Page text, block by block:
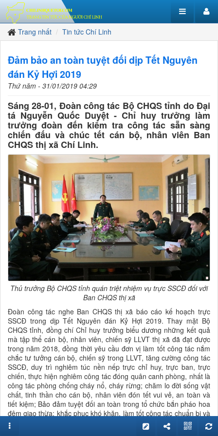
Trang nhất Tin tức Chí Linh
Đảm bảo an toàn tuyệt đối dịp Tết Nguyên
đán Kỷ Hợi 2019
Thứ năm - 31/01/2019 04:29
Sáng 28-01, Đoàn công tác Bộ CHQS tỉnh do Đại
tá Nguyễn Quốc Duyệt - Chỉ huy trưởng làm
trưởng đoàn đến kiểm tra công tác sẵn sàng
chiến đấu và chúc tết cán bộ, nhân viên Ban
CHQS thị xã Chí Linh.
Thủ trưởng Bộ CHQS tỉnh quán triệt nhiệm vụ trực SSCĐ đối với
Ban CHQS thị xã
Đoàn công tác nghe Ban CHQS thị xã báo cáo kế hoạch trực
SSCĐ trong dịp Tết Nguyên đán Kỷ Hợi 2019. Thay mặt Bộ
CHQS tỉnh, đồng chí Chỉ huy trưởng biểu dương những kết quả
mà tập thể cán bộ, nhân viên, chiến sỹ LLVT thị xã đã đạt được
trong năm 2018, đồng thời yêu cầu đơn vị làm tốt công tác nắm
chắc tư tưởng cán bộ, chiến sỹ trong LLVT, tăng cường công tác
SSCĐ, duy trì nghiêm túc nền nếp trực chỉ huy, trực ban, trực
chiến, thực hiện nghiêm công tác đóng quân canh phòng, nhất là
công tác phòng chống cháy nổ, cháy rừng; chăm lo đời sống vật
chất, tinh thần cho cán bộ, nhân viên đón tết vui vẻ, an toàn và
tiết kiệm; Bảo đảm tuyệt đối an toàn trong tổ chức bắn pháo hoa
đêm giao thừa; khắc phục khó khăn, làm tốt công tác chuẩn bị và
tổ chức giao quân năm 2019 bảo đảm chỉ tiêu được giao.
Nhân dịp năm mới, Đại tá Nguyễn Quốc Duyệt chúc toàn thể cán